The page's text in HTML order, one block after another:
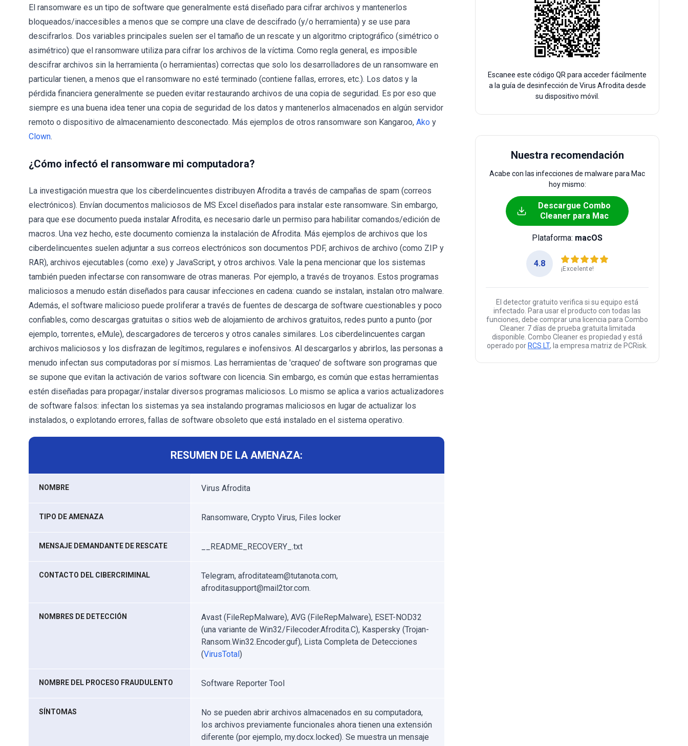
El ransomware es un tipo de software que generalmente está diseñado para cifrar archivos y mantenerlos
bloqueados/inaccesibles a menos que se compre una clave de descifrado (y/o herramienta) y se use para
descifrarlos. Dos variables principales suelen ser el tamaño de un rescate y un algoritmo criptográfico (simétrico o
asimétrico) que el ransomware utiliza para cifrar los archivos de la víctima. Como regla general, es imposible
descifrar archivos sin la herramienta (o herramientas) correctas que solo los desarrolladores de un ransomware en
particular tienen, a menos que el ransomware no esté terminado (contiene fallas, errores, etc.). Los datos y la
pérdida financiera generalmente se pueden evitar restaurando archivos de una copia de seguridad. Es por eso que
siempre es una buena idea tener una copia de seguridad de los datos y mantenerlos almacenados en algún servidor
remoto o dispositivo de almacenamiento desconectado. Más ejemplos de otros ransomware son Kangaroo, Ako y
Clown.
¿Cómo infectó el ransomware mi computadora?
La investigación muestra que los ciberdelincuentes distribuyen Afrodita a través de campañas de spam (correos
electrónicos). Envían documentos maliciosos de MS Excel diseñados para instalar este ransomware. Sin embargo,
para que ese documento pueda instalar Afrodita, es necesario darle un permiso para habilitar comandos/edición de
macros. Una vez hecho, este documento comienza la instalación de Afrodita. Más ejemplos de archivos que los
ciberdelincuentes suelen adjuntar a sus correos electrónicos son documentos PDF, archivos de archivo (como ZIP y
RAR), archivos ejecutables (como .exe) y JavaScript, y otros archivos. Vale la pena mencionar que los sistemas
también pueden infectarse con ransomware de otras maneras. Por ejemplo, a través de troyanos. Estos programas
maliciosos a menudo están diseñados para causar infecciones en cadena: cuando se instalan, instalan otro malware.
Además, el software malicioso puede proliferar a través de fuentes de descarga de software cuestionables y poco
confiables, como descargas gratuitas o sitios web de alojamiento de archivos gratuitos, redes punto a punto (por
ejemplo, torrentes, eMule), descargadores de terceros y otros canales similares. Los ciberdelincuentes cargan
archivos maliciosos y los disfrazan de legítimos, regulares e inofensivos. Al descargarlos y abrirlos, las personas a
menudo infectan sus computadoras por sí mismos. Las herramientas de 'craqueo' de software son programas que
se supone que evitan la activación de varios software con licencia. Sin embargo, es común que estas herramientas
estén diseñadas para propagar/instalar diversos programas maliciosos. Lo mismo se aplica a varios actualizadores
de software falsos: infectan los sistemas ya sea instalando programas maliciosos en lugar de actualizar los
instalados, o explotando errores, fallas de software obsoleto que está instalado en el sistema operativo.
RESUMEN DE LA AMENAZA:
NOMBRE Virus Afrodita
TIPO DE AMENAZA Ransomware, Crypto Virus, Files locker
MENSAJE DEMANDANTE DE RESCATE __README_RECOVERY_.txt
CONTACTO DEL CIBERCRIMINAL
Telegram, afroditateam@tutanota.com,
afroditasupport@mail2tor.com.
NOMBRES DE DETECCIÓN
Avast (FileRepMalware), AVG (FileRepMalware), ESET-NOD32
(una variante de Win32/Filecoder.Afrodita.C), Kaspersky (Trojan-
Ransom.Win32.Encoder.guf), Lista Completa de Detecciones
(VirusTotal)
NOMBRE DEL PROCESO FRAUDULENTO Software Reporter Tool
SÍNTOMAS
No se pueden abrir archivos almacenados en su computadora,
los archivos previamente funcionales ahora tienen una extensión
diferente (por ejemplo, my.docx.locked). Se muestra un mensaje
Escanee este código QR para acceder fácilmente
a la guía de desinfección de Virus Afrodita desde
su dispositivo móvil.
Nuestra recomendación
Acabe con las infecciones de malware para Mac
hoy mismo:
Descargue Combo
Cleaner para Mac
Plataforma: macOS
4.8
¡Excelente!
El detector gratuito verifica si su equipo está
infectado. Para usar el producto con todas las
funciones, debe comprar una licencia para Combo
Cleaner. 7 días de prueba gratuita limitada
disponible. Combo Cleaner es propiedad y está
operado por RCS LT, la empresa matriz de PCRisk.